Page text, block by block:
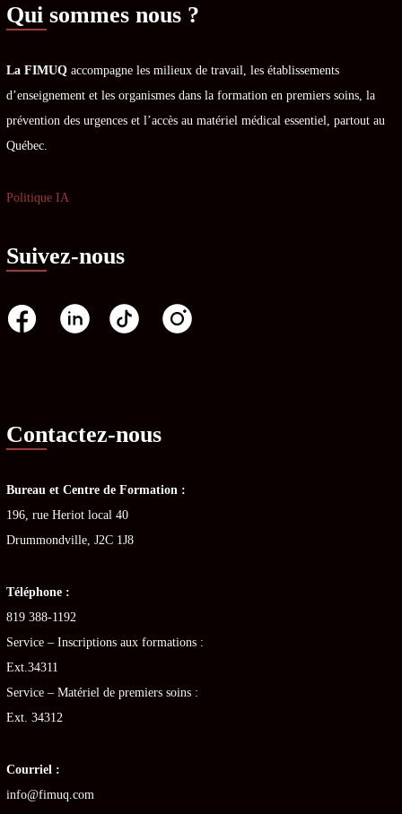
Qui sommes nous ?
La FIMUQ accompagne les milieux de travail, les établissements
d’enseignement et les organismes dans la formation en premiers soins, la
prévention des urgences et l’accès au matériel médical essentiel, partout au
Québec.
Politique IA
Suivez-nous
Contactez-nous
Bureau et Centre de Formation :
196, rue Heriot local 40
Drummondville, J2C 1J8
Téléphone :
819 388-1192
Service – Inscriptions aux formations :
Ext.34311
Service – Matériel de premiers soins :
Ext. 34312
Courriel :
info@fimuq.com